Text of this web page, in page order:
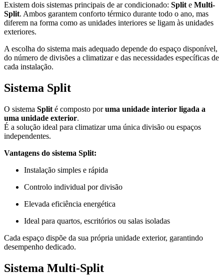
Existem dois sistemas principais de ar condicionado: Split e Multi-
Split. Ambos garantem conforto térmico durante todo o ano, mas
diferem na forma como as unidades interiores se ligam às unidades
exteriores.
A escolha do sistema mais adequado depende do espaço disponível,
do número de divisões a climatizar e das necessidades específicas de
cada instalação.
Sistema Split
O sistema Split é composto poruma unidade interior ligada a
uma unidade exterior.
É a solução ideal para climatizar uma única divisão ou espaços
independentes.
Vantagens do sistema Split:
Instalação simples e rápida
Controlo individual por divisão
Elevada eficiência energética
Ideal para quartos, escritórios ou salas isoladas
Cada espaço dispõe da sua própria unidade exterior, garantindo
desempenho dedicado.
Sistema Multi-Split